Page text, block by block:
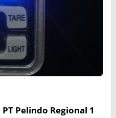
PT Pelindo Regional 1